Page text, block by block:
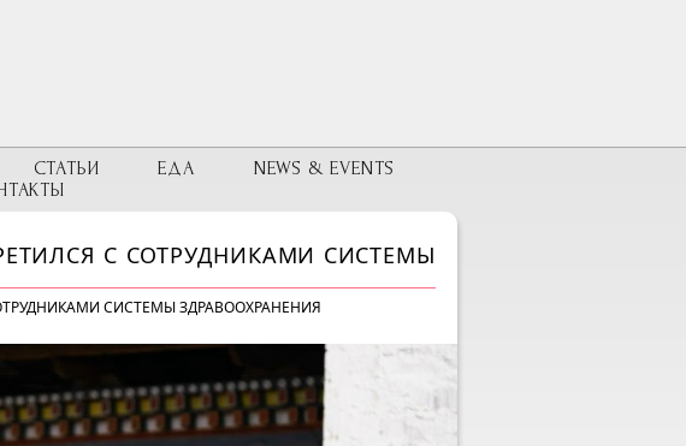
СТАТЬИ ЕДА
NEWS & EVENTS
С СОТРУДНИКАМИ СИСТЕМЫ
СИСТЕМЫ ЗДРАВООХРАНЕНИЯ